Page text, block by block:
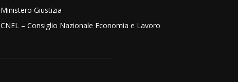
Ministero Giustizia
CNEL – Consiglio Nazionale Economia e Lavoro